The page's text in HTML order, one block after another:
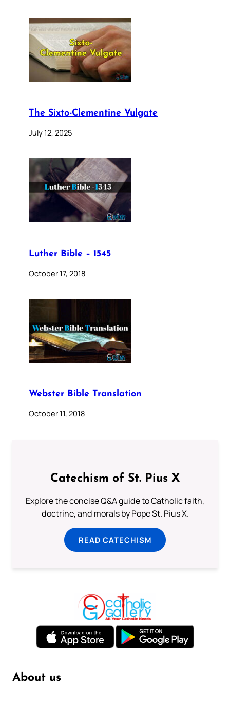
The Sixto-Clementine Vulgate
July 12, 2025
Luther Bible – 1545
October 17, 2018
Webster Bible Translation
October 11, 2018
Catechism of St. Pius X
Explore the concise Q&A guide to Catholic faith,
doctrine, and morals by Pope St. Pius X.
READ CATECHISM
About us